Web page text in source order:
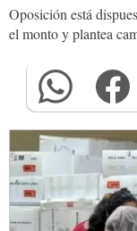
Oposición está
el monto y plantea